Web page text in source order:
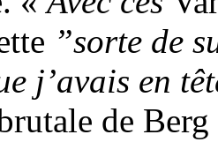
”sorte de
j’avais en
de Berg